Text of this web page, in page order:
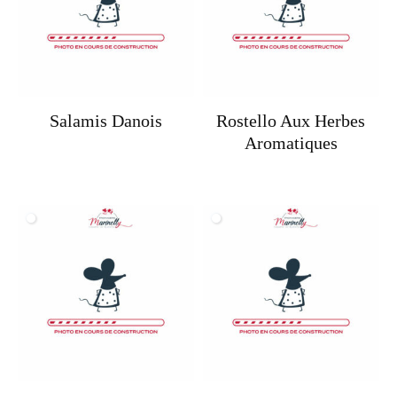
Salamis Danois
Rostello Aux Herbes
Aromatiques